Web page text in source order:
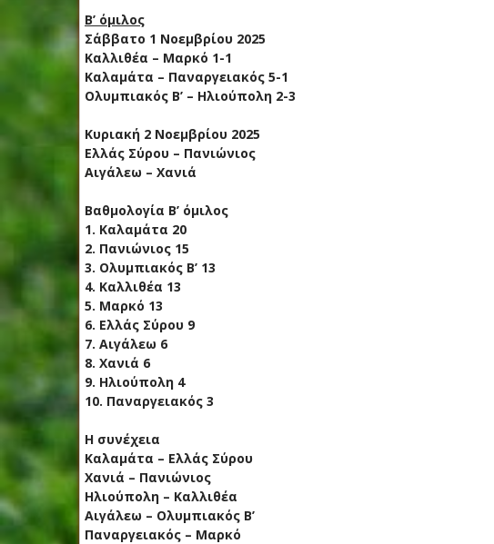
Β’ όμιλος
Σάββατο 1 Νοεμβρίου 2025
Καλλιθέα – Μαρκό 1-1
Καλαμάτα – Παναργειακός 5-1
Ολυμπιακός Β’ – Ηλιούπολη 2-3
Κυριακή 2 Νοεμβρίου 2025
Ελλάς Σύρου – Πανιώνιος
Αιγάλεω – Χανιά
Βαθμολογία Β’ όμιλος
1. Καλαμάτα 20
2. Πανιώνιος 15
3. Ολυμπιακός Β’ 13
4. Καλλιθέα 13
5. Μαρκό 13
6. Ελλάς Σύρου 9
7. Αιγάλεω 6
8. Χανιά 6
9. Ηλιούπολη 4
10. Παναργειακός 3
Η συνέχεια
Καλαμάτα – Ελλάς Σύρου
Χανιά – Πανιώνιος
Ηλιούπολη – Καλλιθέα
Αιγάλεω – Ολυμπιακός Β’
Παναργειακός – Μαρκό